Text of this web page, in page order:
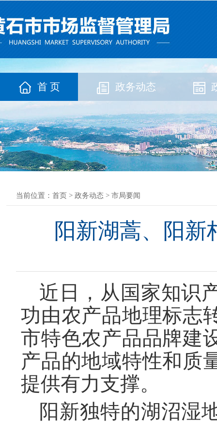
首 页 政务动态
当前位置： 首页 > 政务动态 > 市局要闻
阳新湖蒿、阳新
近日，从国家知识
功由农产品地理标志
市特色农产品品牌建
产品的地域特性和质
提供有力支撑。
阳新独特的湖沼湿